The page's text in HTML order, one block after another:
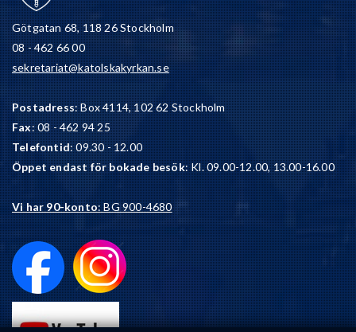
Götgatan 68, 118 26 Stockholm
08 - 462 66 00
sekretariat@katolskakyrkan.se
Postadress: Box 4114, 102 62 Stockholm
Fax: 08 - 462 94 25
Telefontid: 09.30 - 12.00
Öppet endast för bokade besök: Kl. 09.00-12.00, 13.00-16.00
Vi har 90-konto: BG 900-4680